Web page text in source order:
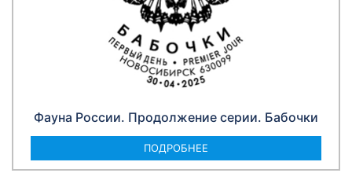
Фауна России. Продолжение серии. Бабочки
ПОДРОБНЕЕ